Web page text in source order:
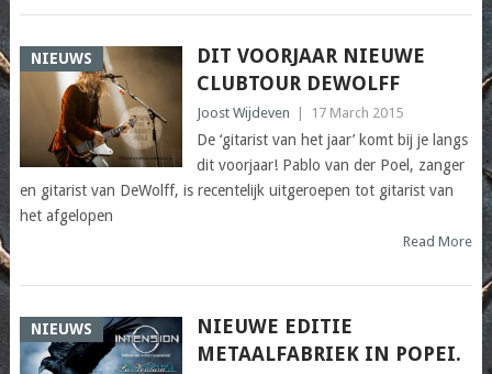
NIEUWS
DIT VOORJAAR NIEUWE
CLUBTOUR DEWOLFF
Joost Wijdeven 17 March 2015
De ‘gitarist van het jaar’ komt bij je langs
dit voorjaar! Pablo van der Poel, zanger
en gitarist van DeWolff, is recentelijk uitgeroepen tot gitarist van
het afgelopen
Read More
NIEUWS
NIEUWE EDITIE
METAALFABRIEK IN POPEI.